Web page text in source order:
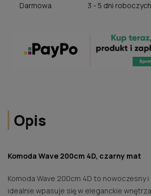
Darmowa
3 - 5 dni roboczych
Opis
Komoda Wave 200cm 4D, czarny mat
Komoda Wave 200cm 4D to nowoczesny
idealnie wpasuje się w eleganckie